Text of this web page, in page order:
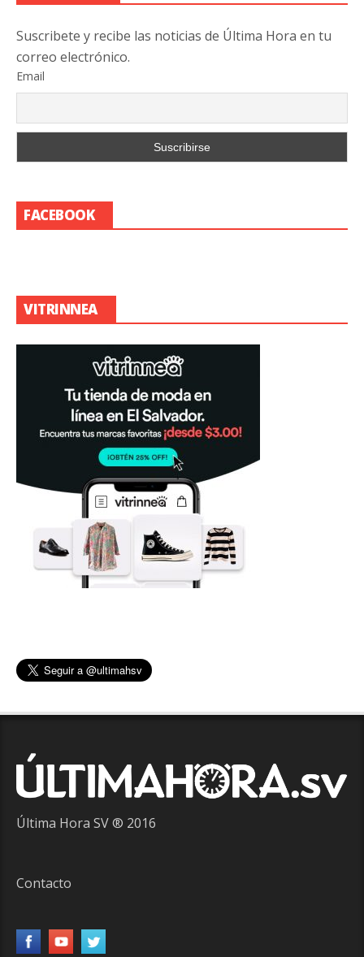
Suscribete y recibe las noticias de Última Hora en tu
correo electrónico.
Email
FACEBOOK
VITRINNEA
Última Hora SV ® 2016
Contacto